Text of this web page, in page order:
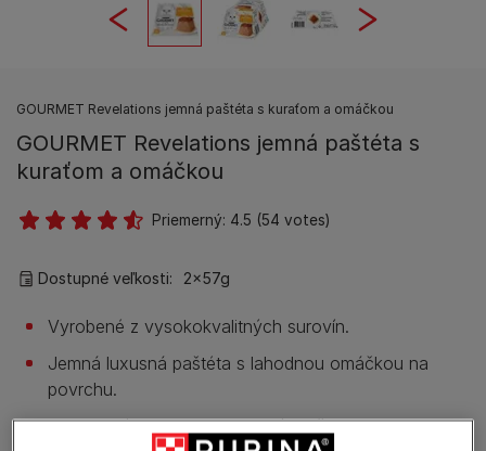
GOURMET Revelations jemná paštéta s kuraťom a omáčkou
GOURMET Revelations jemná paštéta s
kuraťom a omáčkou
Priemerný: 4.5 (54 votes)
Dostupné veľkosti: 2x57g
Vyrobené z vysokokvalitných surovín.
Jemná luxusná paštéta s lahodnou omáčkou na
povrchu.
Kompletné krmivo pre dospelé mačky.